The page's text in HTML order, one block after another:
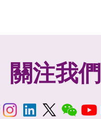
關注我們